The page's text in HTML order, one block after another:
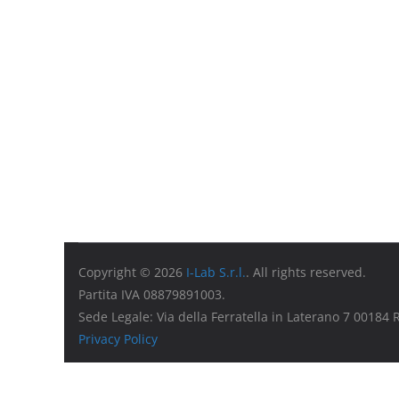
Copyright © 2026 I-Lab S.r.l.. All rights reserved.
Partita IVA 08879891003.
Sede Legale: Via della Ferratella in Laterano 7 00184
Privacy Policy